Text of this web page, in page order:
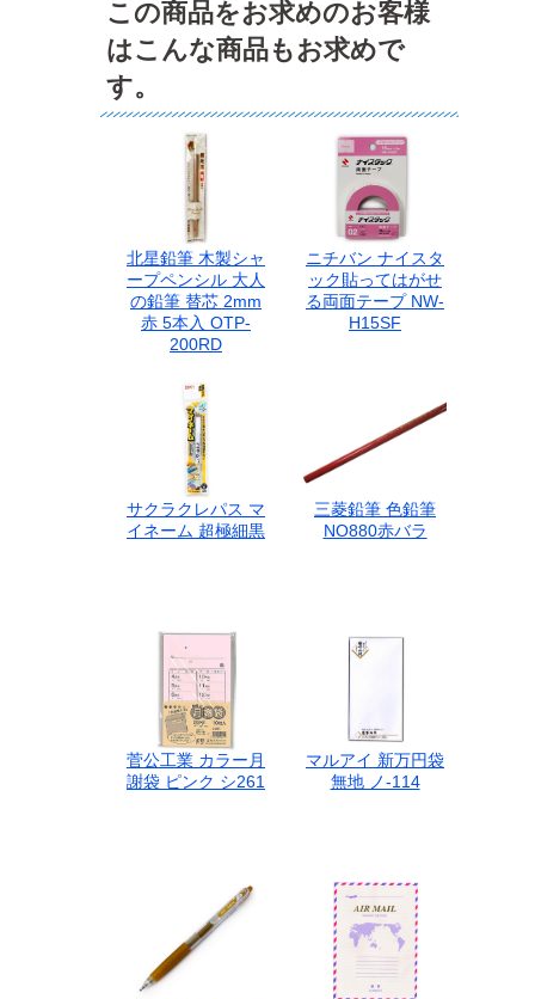
この商品をお求めのお客様
はこんな商品もお求めで
す。
北星鉛筆 木製シャ
ープペンシル 大人
の鉛筆 替芯 2mm
赤 5本入 OTP-
200RD
ニチバン ナイスタ
ック貼ってはがせ
る両面テープ NW-
H15SF
サクラクレパス マ
イネーム 超極細黒
三菱鉛筆 色鉛筆
NO880赤バラ
菅公工業 カラー月
謝袋 ピンク シ261
マルアイ 新万円袋
無地 ノ-114